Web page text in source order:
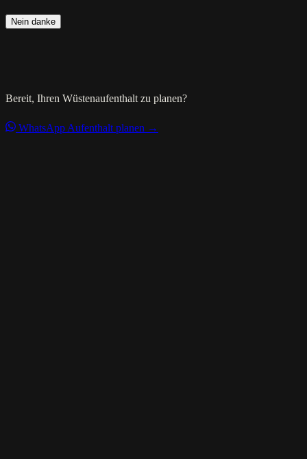
Nein danke
Bereit, Ihren Wüstenaufenthalt zu planen?
WhatsApp Aufenthalt planen →